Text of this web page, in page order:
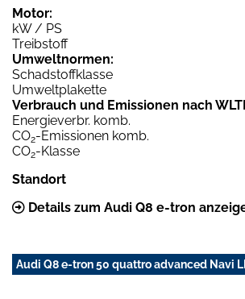
Motor:
kW / PS
Treibstoff
Umweltnormen:
Schadstoffklasse
Umweltplakette
Verbrauch und Emissionen nach
Energieverbr. komb.
CO2-Emissionen komb.
CO2-Klasse
Standort
Details zum Audi Q8 e-tron
Audi Q8 e-tron 50 quattro advanced Navi